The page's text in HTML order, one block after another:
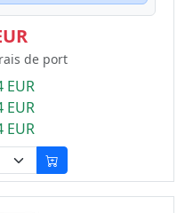
de port
EUR
EUR